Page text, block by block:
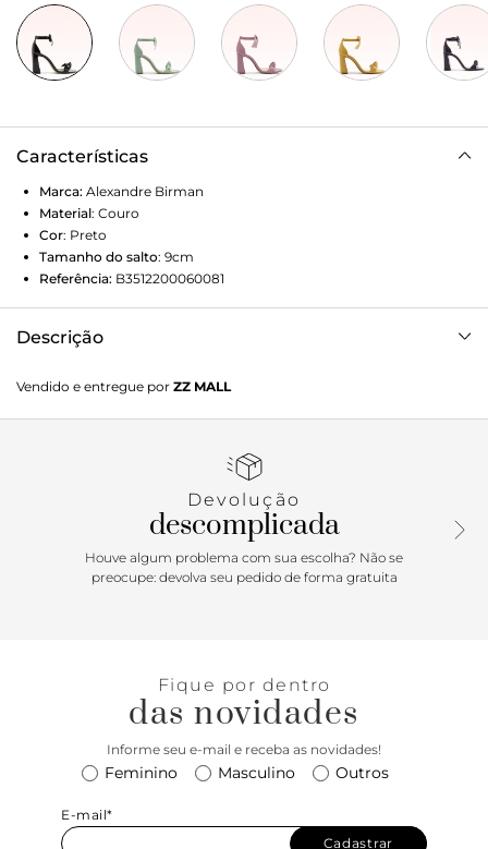
Características
Marca: Alexandre Birman
Material: Couro
Cor: Preto
Tamanho do salto: 9cm
Referência: B3512200060081
Descrição
glamour contemporâneo. Cada detalhe, desde o delicado
laço até o salto arquitetônico é cuidadosamente trabalhado
Vendido e entregue por ZZ MALL
Devolução
descomplicada
Houve algum problema com sua escolha? Não se
preocupe: devolva seu pedido de forma gratuita
Fique por dentro
das novidades
Informe seu e-mail e receba as novidades!
Feminino Masculino Outros
E-mail*
Cadastrar